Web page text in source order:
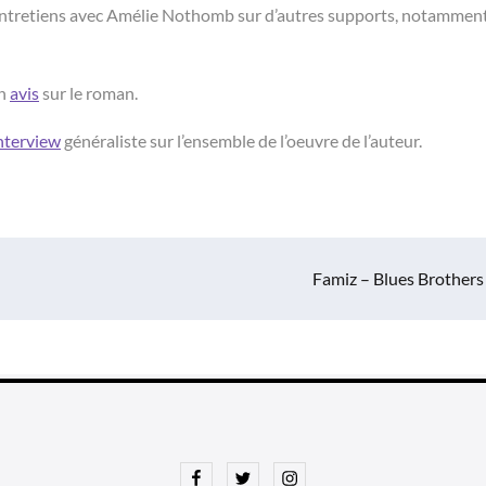
avec Amélie Nothomb sur d’autres supports,
avissur le roman.
généraliste sur l’ensemble de l’oeuvre de l’auteur.
Famiz – Blues Brothers
FacebookTwitterInstagram